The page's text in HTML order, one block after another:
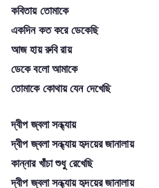
কবিতায় তোমাকে
একদিন কত করে ডেকেছি
আজ হায় রুবি রায়
ডেকে বলো আমাকে
তোমাকে কোথায় যেন দেখেছি
দ্বীপ জ্বলা সন্ধ্যায়
দ্বীপ জ্বলা সন্ধ্যায় হৃদয়ের জানালায়
কান্নার খাঁচা শুধু রেখেছি
দ্বীপ জ্বলা সন্ধ্যায় হৃদয়ের জানালায়